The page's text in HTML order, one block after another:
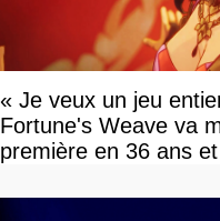
« Je veux un jeu
Fortune's Weave va
première en 36 ans